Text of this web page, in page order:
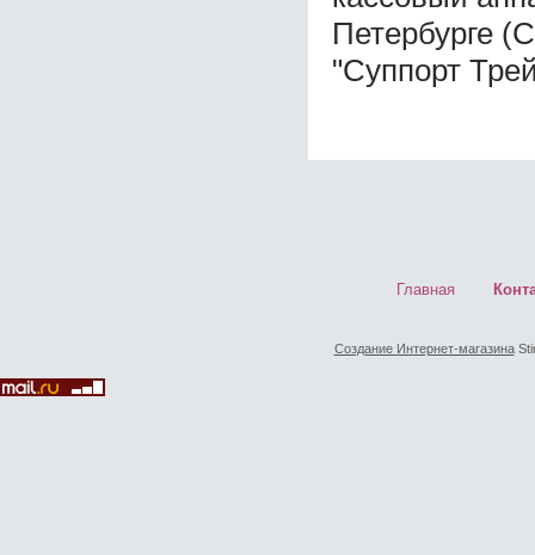
Петербурге
"Суппорт
Главная
Создание Интернет-магазина